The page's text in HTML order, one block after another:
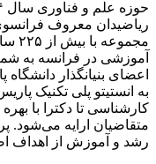
ریاضیدان معروف
آموزشی در فرانسه به
به انستیتو پلی تکنیک
کارشناسی تا دکترا با
متقاضیان ارایه می‌شود.
رشد و آموزش از اهداف